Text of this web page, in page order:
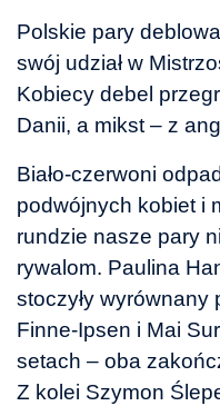
Polskie pary
swój udział w
Kobiecy debel
Danii, a mikst – z
Biało-czerwoni
podwójnych kobiet i
rundzie nasze pary
rywalom. Paulina
stoczyły
Finne-Ipsen i Mai
setach – oba
Z kolei Szymon